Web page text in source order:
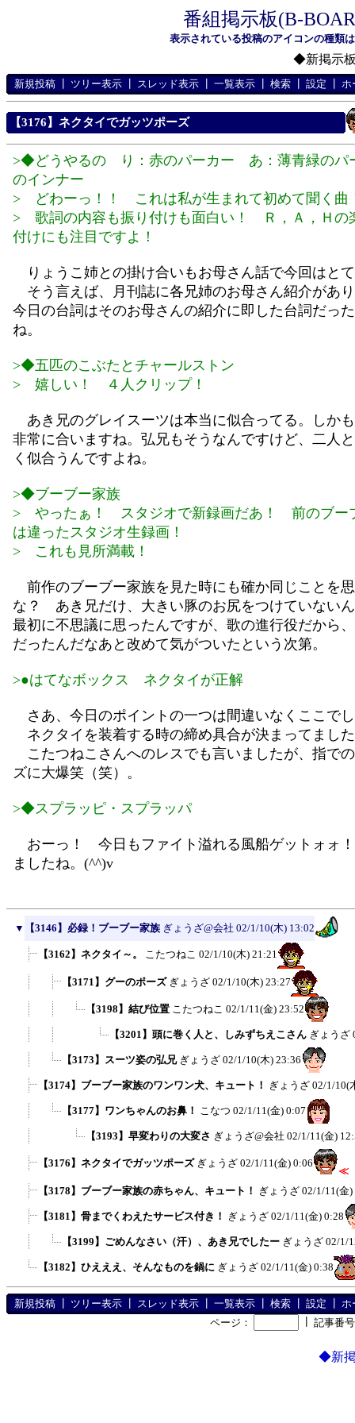
番組掲示板(B-
表示されている投稿のアイコンの種類
◆新掲示
新規投稿 ツリー表示 スレッド表示 一覧表示 検索 設定 ホ
【3176】ネクタイでガッツポーズ
>◆どうやるの り：赤のパーカー あ：薄青緑のパ
のインナー
> どわーっ！！ これは私が生まれて初めて聞く曲
> 歌詞の内容も振り付けも面白い！ Ｒ，Ａ，Ｈの
付けにも注目ですよ！
りょうこ姉との掛け合いもお母さん話で今回はと
そう言えば、月刊誌に各兄姉のお母さん紹介があ
今日の台詞はそのお母さんの紹介に即した台詞だっ
ね。
>◆五匹のこぶたとチャールストン
> 嬉しい！ ４人クリップ！
あき兄のグレイスーツは本当に似合ってる。しか
非常に合いますね。弘兄もそうなんですけど、二人
く似合うんですよね。
>◆ブーブー家族
> やったぁ！ スタジオで新録画だあ！ 前のブー
は違ったスタジオ生録画！
> これも見所満載！
前作のブーブー家族を見た時にも確か同じことを
な？ あき兄だけ、大きい豚のお尻をつけていない
最初に不思議に思ったんですが、歌の進行役だから
だったんだなあと改めて気がついたという次第。
>●はてなボックス ネクタイが正解
さあ、今日のポイントの一つは間違いなくここで
ネクタイを装着する時の締め具合が決まってまし
こたつねこさんへのレスでも言いましたが、指で
ズに大爆笑（笑）。
>◆スプラッピ・スプラッパ
おーっ！ 今日もファイト溢れる風船ゲットォォ
ましたね。(^^)v
▼ 【3146】必録！ブーブー家族 ぎょうざ@会社 02/1/10(木) 13:02
【3162】ネクタイ～。 こたつねこ 02/1/10(木) 21:21
【3171】グーのポーズ ぎょうざ 02/1/10(木) 23:27
【3198】結び位置 こたつねこ 02/1/11(金) 23:52
【3201】頭に巻く人と、しみずちえこさん ぎょうざ
【3173】スーツ姿の弘兄 ぎょうざ 02/1/10(木) 23:36
【3174】ブーブー家族のワンワン犬、キュート！ ぎょうざ 02/1/10(
【3177】ワンちゃんのお鼻！ こなつ 02/1/11(金) 0:07
【3193】早変わりの大変さ ぎょうざ@会社 02/1/11(金)
【3176】ネクタイでガッツポーズ ぎょうざ 02/1/11(金) 0:06
≪
【3178】ブーブー家族の赤ちゃん、キュート！
ぎょうざ 02/1/11(金)
【3181】骨までくわえたサービス付き！ ぎょうざ 02/1/11(金) 0:28
【3199】ごめんなさい（汗）、あき兄でしたー ぎょうざ 02/1/
【3182】ひえええ、そんなものを鍋に ぎょうざ 02/1/11(金) 0:38
新規投稿 ツリー表示 スレッド表示 一覧表示 検索 設定
ホ
ページ：
記事番
◆新